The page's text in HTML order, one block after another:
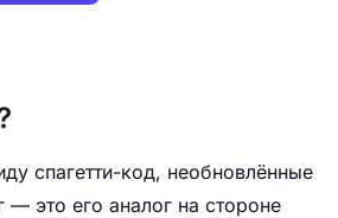
спагетти-код, необновлённые
— это его аналог на стороне